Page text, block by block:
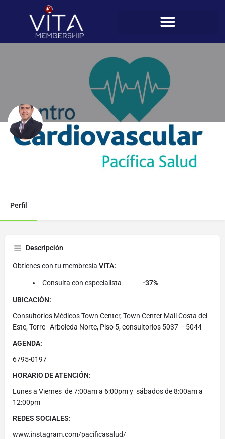
Alexander Romero
Perfil
Descripción
Obtienes con tu membresía VITA:
Consulta con especialista -37%
UBICACIÓN:
Consultorios Médicos Town Center, Town Center Mall Costa del
Este, Torre Arboleda Norte, Piso 5, consultorios 5037 – 5044
AGENDA:
6795-0197
HORARIO DE ATENCIÓN:
Lunes a Viernes de 7:00am a 6:00pm y sábados de 8:00am a
12:00pm
REDES SOCIALES:
www.instagram.com/pacificasalud/